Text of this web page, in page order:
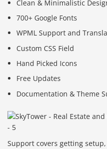
Clean & Minimalistic
700+ Google Fonts
WPML Support and
Custom CSS Field
Hand Picked Icons
Free Updates
Documentation & Theme
Support covers getting